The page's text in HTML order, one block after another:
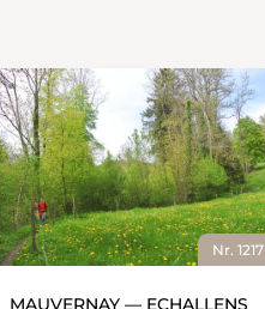
Nr. 1217
MAUVERNAY — ECHALLENS